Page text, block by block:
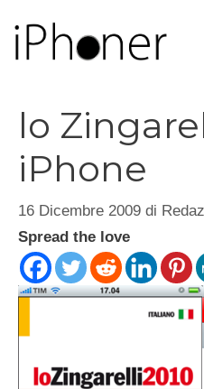
contenuto
lo
iPhone
16 Dicembre 2009 di
Spread the love